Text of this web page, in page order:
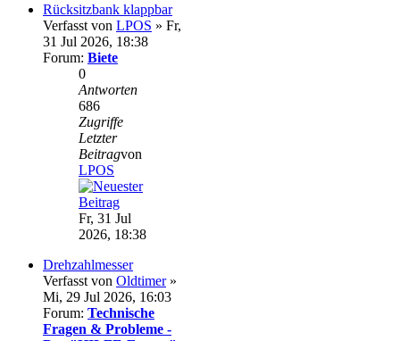
Rücksitzbank klappbar
Verfasst von LPOS » Fr,
31 Jul 2026, 18:38
Forum: Biete
0
Antworten
686
Zugriffe
Letzter
Beitragvon
LPOS
Fr, 31 Jul
2026, 18:38
Drehzahlmesser
Verfasst von Oldtimer»
Mi, 29 Jul 2026, 16:03
Forum: Technische
Fragen & Probleme -